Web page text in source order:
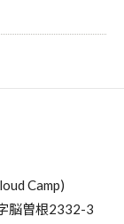
Camp)
脳曽根2332-3